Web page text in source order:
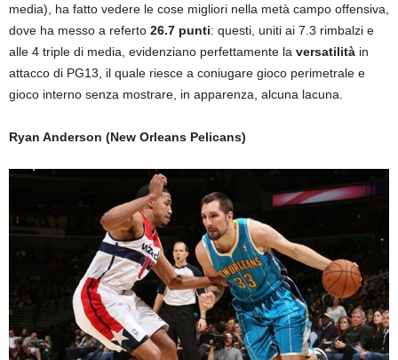
media), ha fatto vedere le cose migliori nella metà campo offensiva,
dove ha messo a referto 26.7 punti: questi, uniti ai 7.3 rimbalzi e
alle 4 triple di media, evidenziano perfettamente la versatilità in
attacco di PG13, il quale riesce a coniugare gioco perimetrale e
gioco interno senza mostrare, in apparenza, alcuna lacuna.
Ryan Anderson (New Orleans Pelicans)